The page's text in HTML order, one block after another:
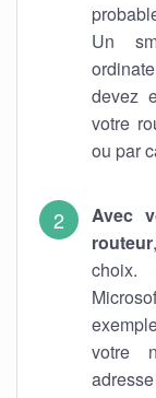
Un
devez
votre
ou par
Avec
routeur
choix.
votre